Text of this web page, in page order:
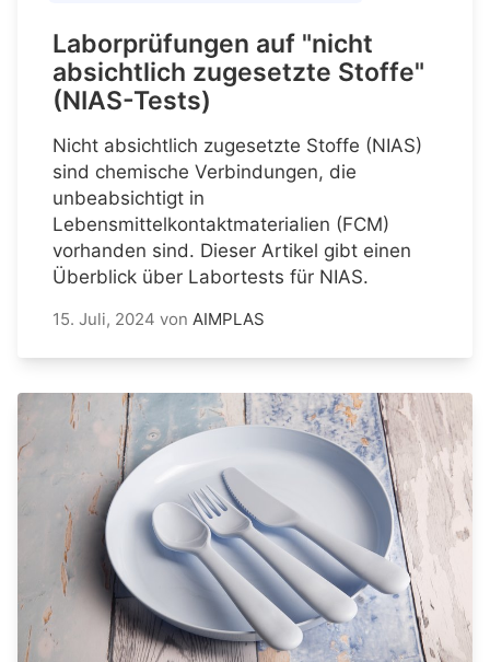
Laborprüfungen auf "nicht
absichtlich zugesetzte Stoffe"
(NIAS-Tests)
Nicht absichtlich zugesetzte Stoffe (NIAS)
sind chemische Verbindungen, die
unbeabsichtigt in
Lebensmittelkontaktmaterialien (FCM)
vorhanden sind. Dieser Artikel gibt einen
Überblick über Labortests für NIAS.
15. Juli, 2024 von AIMPLAS